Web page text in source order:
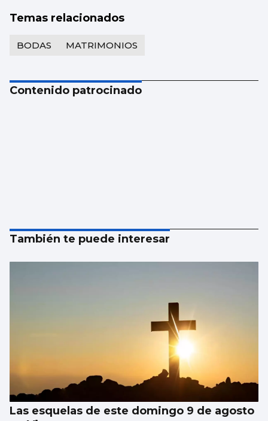
Temas relacionados
BODAS MATRIMONIOS
Contenido patrocinado
También te puede interesar
Las esquelas de este domingo 9 de agosto